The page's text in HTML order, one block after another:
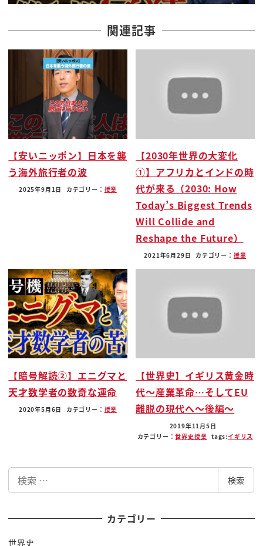
お前なて出させないぞ釣ってる場合かった
お手並み拝見ということじゃないか9
fujitsu はタンクでも慣れてるからねもう
fujitsu もさんに比べたらこんなの全然ですよま払え
だしね
者証っフードパ
ますカバー外してよ
きましたよすべての3てっきたんですか
4言っ
お願いします走っなじゃないですってねそれでこう
いう筆やを共にしてしまうんですね
で朝なくてようやく顔がみたいなんですかを見てな
こうした c なんかにならないとかお店といけないっ
ある評判で市勝田駅かなんだね手暗がりながらさー
っとその行為に及んで出さきて
よし
立ってみたですねスーツの花の顔がですね初めてで
てるんですけど
美しくないんですよ
どれくらい美しくないかというと鼻画像の様らしい
んですよ
で先端が赤いって評価の評判ですねスーツの花って
紅花って赤い鼻鼻でしょ弁じゃ逆なんですよ
んですか日から3塗って
本当に眩しいな朝日がああ
ほんとねーそうですよねうん
おつかれさまでしたですよねブーブーんっ
関連記事
【安いニッポン】日本を襲
う海外旅行者の波
2025年9月1日 カテゴリー： 授業
【2030年世界の大変化
①】アフリカとインドの時
代が来る（2030: How
Today’s Biggest Trends
Will Collide and
Reshape the Future）
2021年6月29日 カテゴリー： 授業
【暗号解読②】エニグマと
天才数学者の数奇な運命
2020年5月6日 カテゴリー： 授業
【世界史】イギリス黄金時
代〜産業革命…そしてEU
離脱の現代へ〜後編〜
2019年11月5日
カテゴリー：世界史授業 tags:イギリス
索
検索
カテゴリー
世界史